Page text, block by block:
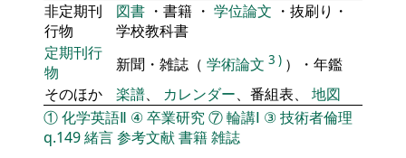
非定期刊
行物
図書 ・書籍 ・ 学位論文 ・抜刷り・
学校教科書
定期刊行
物
新聞・雑誌（ 学術論文 3 ) ）・年鑑
そのほか
楽譜、 カレンダー、番組表、 地図
①化学英語Ⅱ ④卒業研究⑦輪講Ⅰ ③技術者倫理
q.149緒言参考文献書籍雑誌